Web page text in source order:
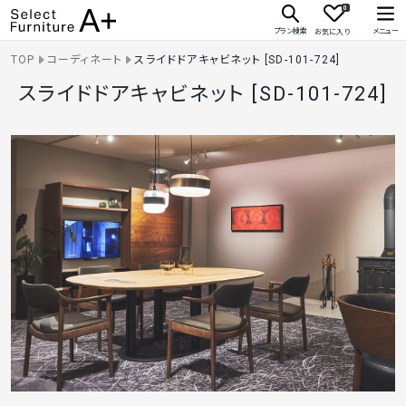
Select Furniture A+
プラン検索 メニュー
0
お気に入り
TOP コーディネート スライドドアキャビネット [SD-101-724]
スライドドアキャビネット [SD-101-724]